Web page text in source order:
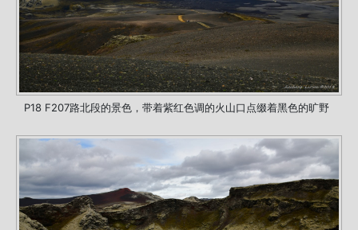
P18 F207路北段的景色，带着紫红色调的火山口点缀着黑色的旷野